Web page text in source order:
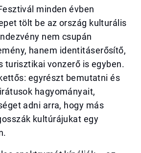
minden évben
tölt be az ország kulturális
nem csupán
hanem identitáserősítő,
turisztikai vonzerő is egyben.
egyrészt bemutatni és
hagyományait,
adni arra, hogy más
kultúrájukat egy